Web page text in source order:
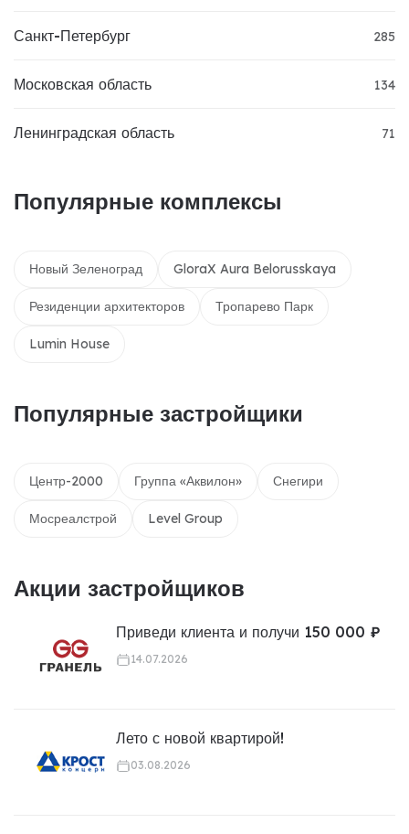
Санкт-Петербург 285
Московская область 134
Ленинградская область 71
Популярные комплексы
Новый Зеленоград GloraX Aura Belorusskaya
Резиденции архитекторов Тропарево Парк
Lumin House
Популярные застройщики
Центр-2000 Группа «Аквилон» Снегири
Мосреалстрой Level Group
Акции застройщиков
Приведи клиента и получи 150 000 ₽
14.07.2026
Лето с новой квартирой!
03.08.2026